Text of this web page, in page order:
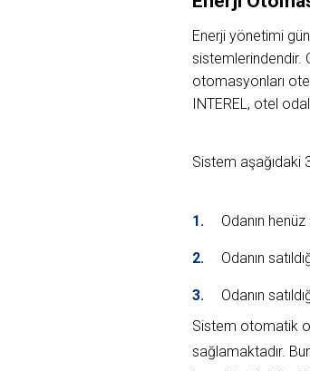
Enerji yönetimi
sistemlerindendir.
otomasyonları
INTEREL, otel
Sistem
Odanın
Odanın
Odanın
Sistem otomatik
sağlamaktadır.